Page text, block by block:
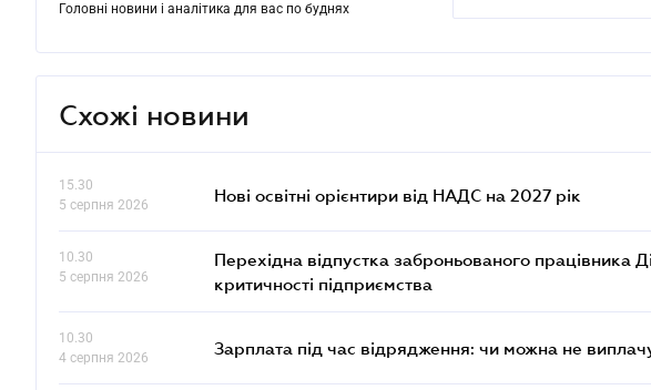
Головні новини і аналітика для вас по буднях
Схожі новини
15.30
5 серпня 2026
Нові освітні орієнтири від НАДС на 2027 рік
10.30
5 серпня 2026
Перехідна відпустка заброньованого працівника
критичності підприємства
10.30
4 серпня 2026
Зарплата під час відрядження: чи можна не